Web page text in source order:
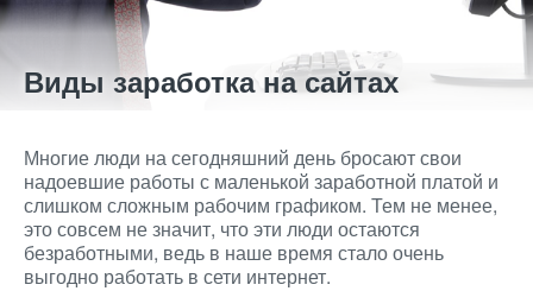
Виды заработка на сайтах
Многие люди на сегодняшний день бросают свои
надоевшие работы с маленькой заработной платой и
слишком сложным рабочим графиком. Тем не менее,
это совсем не значит, что эти люди остаются
безработными, ведь в наше время стало очень
выгодно работать в сети интернет.